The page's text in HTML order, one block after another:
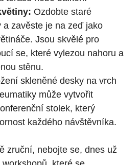
Ozdobte staré
a zavěste je na zeď jako
Jsou skvělé pro
se, které vylezou nahoru a
stěnu.
skleněné desky na vrch
může vytvořit
stolek, který
každého návštěvníka.
zruční, nebojte se, dnes už